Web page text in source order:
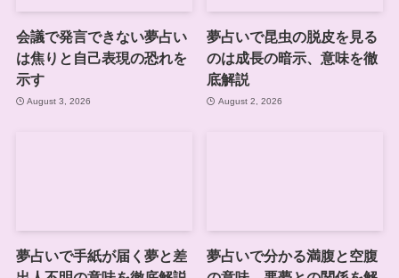
会議で発言できない夢占い
は焦りと自己表現の恐れを
示す
August 3, 2026
夢占いで昆虫の脱皮を見る
のは成長の暗示、意味を徹
底解説
August 2, 2026
夢占いで手紙が届く夢と差
夢占いで分かる満腹と空腹